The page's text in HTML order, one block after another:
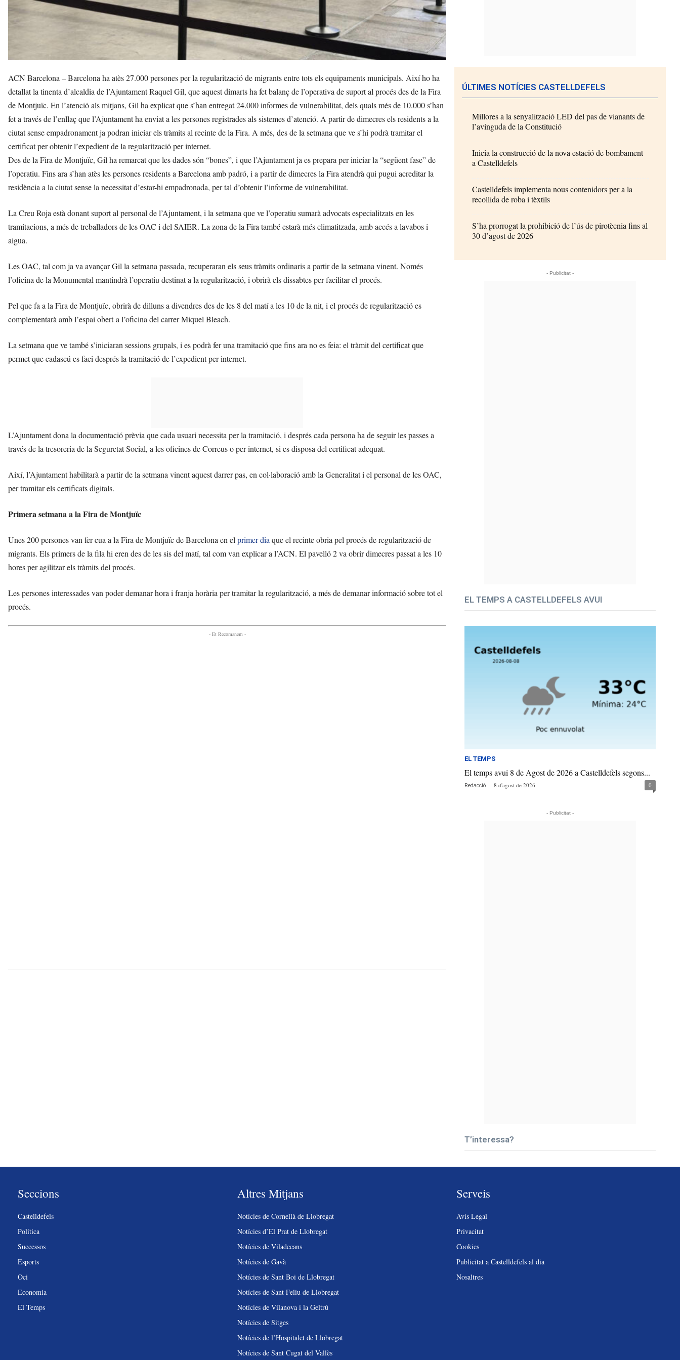
ACN Barcelona – Barcelona ha atès 27.000 persones per la regularització de migrants entre tots els equipaments municipals. Així ho ha
detallat la tinenta d’alcaldia de l’Ajuntament Raquel Gil, que aquest dimarts ha fet balanç de l’operativa de suport al procés des de la Fira
de Montjuïc. En l’atenció als mitjans, Gil ha explicat que s’han entregat 24.000 informes de vulnerabilitat, dels quals més de 10.000 s’han
fet a través de l’enllaç que l’Ajuntament ha enviat a les persones registrades als sistemes d’atenció. A partir de dimecres els residents a la
ciutat sense empadronament ja podran iniciar els tràmits al recinte de la Fira. A més, des de la setmana que ve s’hi podrà tramitar el
certificat per obtenir l’expedient de la regularització per internet.
Des de la Fira de Montjuïc, Gil ha remarcat que les dades són “bones”, i que l’Ajuntament ja es prepara per iniciar la “següent fase” de
l’operatiu. Fins ara s’han atès les persones residents a Barcelona amb padró, i a partir de dimecres la Fira atendrà qui pugui acreditar la
residència a la ciutat sense la necessitat d’estar-hi empadronada, per tal d’obtenir l’informe de vulnerabilitat.
La Creu Roja està donant suport al personal de l’Ajuntament, i la setmana que ve l’operatiu sumarà advocats especialitzats en les
tramitacions, a més de treballadors de les OAC i del SAIER. La zona de la Fira també estarà més climatitzada, amb accés a lavabos i
aigua.
Les OAC, tal com ja va avançar Gil la setmana passada, recuperaran els seus tràmits ordinaris a partir de la setmana vinent. Només
l’oficina de la Monumental mantindrà l’operatiu destinat a la regularització, i obrirà els dissabtes per facilitar el procés.
Pel que fa a la Fira de Montjuïc, obrirà de dilluns a divendres des de les 8 del matí a les 10 de la nit, i el procés de regularització es
complementarà amb l’espai obert a l’oficina del carrer Miquel Bleach.
La setmana que ve també s’iniciaran sessions grupals, i es podrà fer una tramitació que fins ara no es feia: el tràmit del certificat que
permet que cadascú es faci després la tramitació de l’expedient per internet.
L’Ajuntament dona la documentació prèvia que cada usuari necessita per la tramitació, i després cada persona ha de seguir les passes a
través de la tresoreria de la Seguretat Social, a les oficines de Correus o per internet, si es disposa del certificat adequat.
Així, l’Ajuntament habilitarà a partir de la setmana vinent aquest darrer pas, en col·laboració amb la Generalitat i el personal de les OAC,
per tramitar els certificats digitals.
Primera setmana a la Fira de Montjuïc
Unes 200 persones van fer cua a la Fira de Montjuïc de Barcelona en el primer dia que el recinte obria pel procés de regularització de
migrants. Els primers de la fila hi eren des de les sis del matí, tal com van explicar a l’ACN. El pavelló 2 va obrir dimecres passat a les 10
hores per agilitzar els tràmits del procés.
Les persones interessades van poder demanar hora i franja horària per tramitar la regularització, a més de demanar informació sobre tot el
procés.
- Et Recomanem -
ÚLTIMES NOTÍCIES CASTELLDEFELS
Millores a la senyalització LED del pas de vianants de
l’avinguda de la Constitució
Inicia la construcció de la nova estació de bombament
a Castelldefels
Castelldefels implementa nous contenidors per a la
recollida de roba i tèxtils
S’ha prorrogat la prohibició de l’ús de pirotècnia fins al
30 d’agost de 2026
- Publicitat -
EL TEMPS A CASTELLDEFELS AVUI
EL TEMPS
El temps avui 8 de Agost de 2026 a Castelldefels segons...
Redacció - 8 d'agost de 2026 0
- Publicitat -
T’interessa?
Seccions
Castelldefels
Política
Successos
Esports
Oci
Economia
El Temps
Altres Mitjans
Notícies de Cornellà de Llobregat
Notícies d’El Prat de Llobregat
Notícies de Viladecans
Notícies de Gavà
Notícies de Sant Boi de Llobregat
Notícies de Sant Feliu de Llobregat
Notícies de Vilanova i la Geltrú
Notícies de Sitges
Notícies de l’Hospitalet de Llobregat
Notícies de Sant Cugat del Vallès
Serveis
Avís Legal
Privacitat
Cookies
Publicitat a Castelldefels al dia
Nosaltres